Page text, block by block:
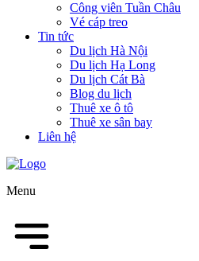
Công viên Tuần Châu
Vé cáp treo
Tin tức
Du lịch Hà Nội
Du lịch Hạ Long
Du lịch Cát Bà
Blog du lịch
Thuê xe ô tô
Thuê xe sân bay
Liên hệ
Menu